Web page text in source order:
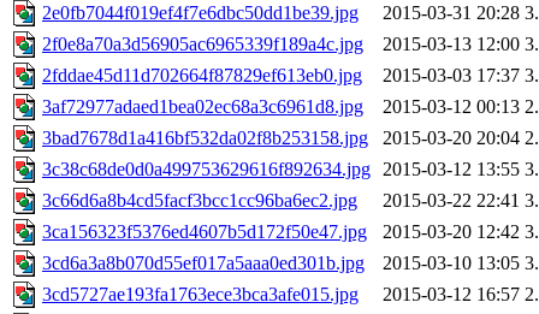
2e0fb7044f019ef4f7e6dbc50dd1be39.jpg
2015-03-31 20:28
2f0e8a70a3d56905ac6965339f189a4c.jpg
2015-03-13 12:00
2fddae45d11d702664f87829ef613eb0.jpg
2015-03-03 17:37
3af72977adaed1bea02ec68a3c6961d8.jpg
2015-03-12 00:13
3bad7678d1a416bf532da02f8b253158.jpg
2015-03-20 20:04
3c38c68de0d0a499753629616f892634.jpg 2015-03-12 13:55
3c66d6a8b4cd5facf3bcc1cc96ba6ec2.jpg
2015-03-22 22:41
3ca156323f5376ed4607b5d172f50e47.jpg
2015-03-20 12:42
3cd6a3a8b070d55ef017a5aaa0ed301b.jpg
2015-03-10 13:05
3cd5727ae193fa1763ece3bca3afe015.jpg
2015-03-12 16:57